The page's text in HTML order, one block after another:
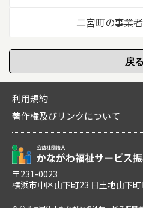
二宮町の事業
利用規約
著作権及びリンクについて
〒231-0023
横浜市中区山下町23 日土地山下